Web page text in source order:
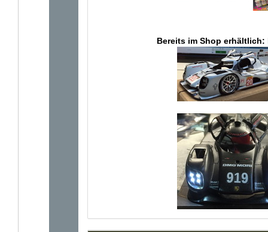
Bereits im Shop erhältlich: